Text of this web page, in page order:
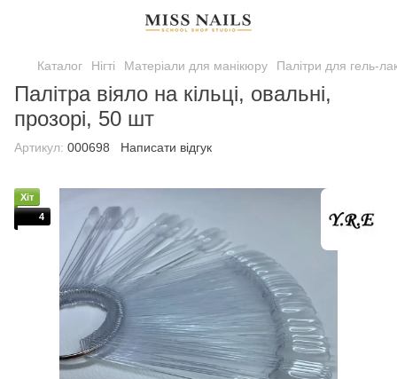
Каталог Нігті Матеріали для манікюру Палітри для гель-
Палітра віяло на кільці, овальні,
прозорі, 50 шт
Артикул: 000698 Написати відгук
Хіт
4